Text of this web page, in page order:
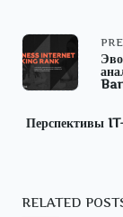
<span
Перспективы
RELATED